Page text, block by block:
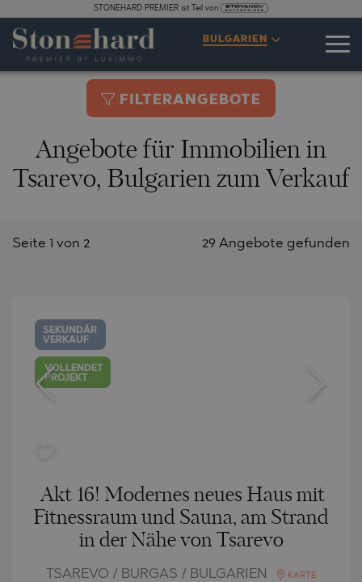
STONEHARD PREMIER ist Teil von
BULGARIEN
FILTERANGEBOTE
Angebote für Immobilien in
Tsarevo, Bulgarien zum Verkauf
29 Angebote gefunden
Seite 1 von 2
SEKUNDÄR
VERKAUF
VOLLENDET
PROJEKT
Akt 16! Modernes neues Haus mit
Fitnessraum und Sauna, am Strand
in der Nähe von Tsarevo
TSAREVO / BURGAS / BULGARIEN KARTE